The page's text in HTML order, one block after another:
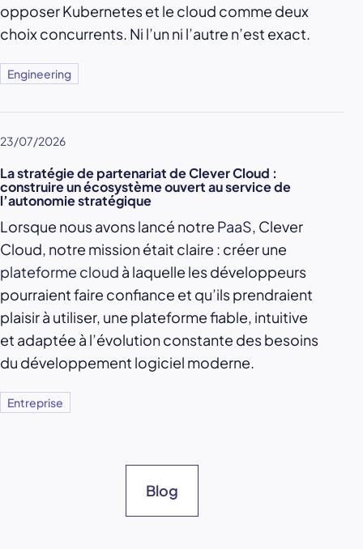
opposer Kubernetes et le cloud comme deux
choix concurrents. Ni l’un ni l’autre n’est exact.
Engineering
23/07/2026
La stratégie de partenariat de Clever Cloud :
construire un écosystème ouvert au service de
l’autonomie stratégique
Lorsque nous avons lancé notre PaaS, Clever
Cloud, notre mission était claire : créer une
plateforme cloud à laquelle les développeurs
pourraient faire confiance et qu’ils prendraient
plaisir à utiliser, une plateforme fiable, intuitive
et adaptée à l’évolution constante des besoins
du développement logiciel moderne.
Entreprise
Blog